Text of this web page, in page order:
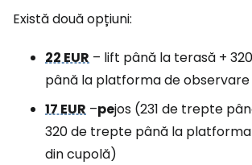
Există două opțiuni:
22 EUR – lift până la terasă +
până la platforma de observare
17 EUR –pejos (231 de trepte
320 de trepte până la
din cupolă)